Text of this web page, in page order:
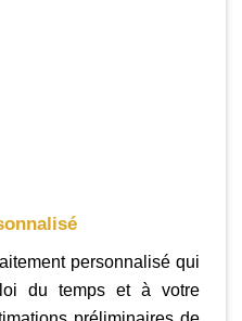
personnalisé qui
du temps et à votre